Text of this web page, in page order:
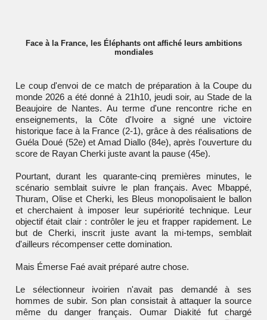
Face à la France, les Éléphants ont affiché leurs ambitions
mondiales
Le coup d'envoi de ce match de préparation à la Coupe du
monde 2026 a été donné à 21h10, jeudi soir, au Stade de la
Beaujoire de Nantes. Au terme d'une rencontre riche en
enseignements, la Côte d'Ivoire a signé une victoire
historique face à la France (2-1), grâce à des réalisations de
Guéla Doué (52e) et Amad Diallo (84e), après l'ouverture du
score de Rayan Cherki juste avant la pause (45e).
Pourtant, durant les quarante-cinq premières minutes, le
scénario semblait suivre le plan français. Avec Mbappé,
Thuram, Olise et Cherki, les Bleus monopolisaient le ballon
et cherchaient à imposer leur supériorité technique. Leur
objectif était clair : contrôler le jeu et frapper rapidement. Le
but de Cherki, inscrit juste avant la mi-temps, semblait
d'ailleurs récompenser cette domination.
Mais Émerse Faé avait préparé autre chose.
Le sélectionneur ivoirien n'avait pas demandé à ses
hommes de subir. Son plan consistait à attaquer la source
même du danger français. Oumar Diakité fut chargé